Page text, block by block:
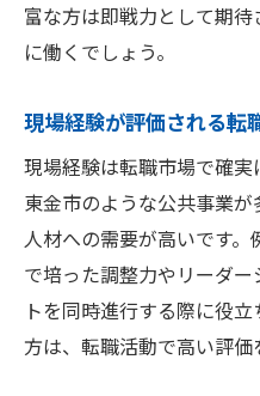
富な方は即戦力として期
に働くでしょう。
現場経験が評価される転
現場経験は転職市場で確
東金市のような公共事業
人材への需要が高いです
で培った調整力やリーダ
トを同時進行する際に役
方は、転職活動で高い評価